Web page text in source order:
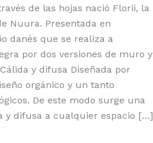
de las hojas nació Florii, la
Nuura. Presentada en
danés que se realiza a
por dos versiones de muro y
y difusa Diseñada por
orgánico y un tanto
De este modo surge una
y difusa a cualquier espacio […]